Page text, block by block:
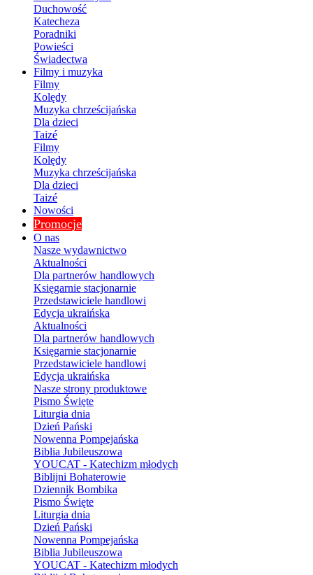
Duchowość
Katecheza
Poradniki
Powieści
Świadectwa
Filmy i muzyka
Filmy
Kolędy
Muzyka chrześcijańska
Dla dzieci
Taizé
Filmy
Kolędy
Muzyka chrześcijańska
Dla dzieci
Taizé
Nowości
Promocje
O nas
Nasze wydawnictwo
Aktualności
Dla partnerów handlowych
Księgarnie stacjonarnie
Przedstawiciele handlowi
Edycja ukraińska
Aktualności
Dla partnerów handlowych
Księgarnie stacjonarnie
Przedstawiciele handlowi
Edycja ukraińska
Nasze strony produktowe
Pismo Święte
Liturgia dnia
Dzień Pański
Nowenna Pompejańska
Biblia Jubileuszowa
YOUCAT - Katechizm młodych
Biblijni Bohaterowie
Dziennik Bombika
Pismo Święte
Liturgia dnia
Dzień Pański
Nowenna Pompejańska
Biblia Jubileuszowa
YOUCAT - Katechizm młodych